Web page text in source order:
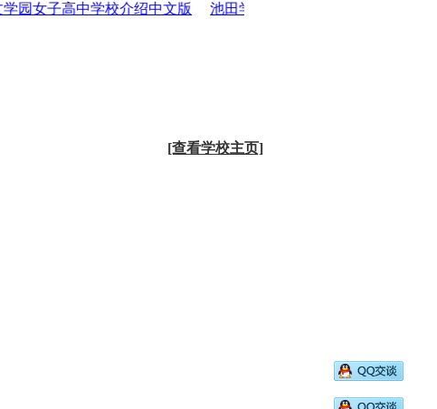
女子高中学校介绍中文版 池田学园池田高中学校介绍中文版
[查看学校主页]